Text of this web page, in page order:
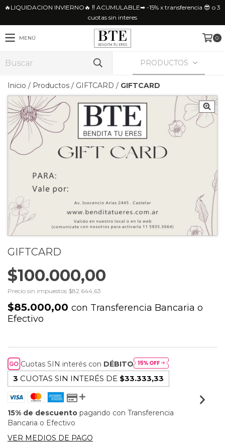
🔥LIQUIDACION INVIERNO🔥 ‼ ACUMULABLE➡ -15% x transferencia 😎 o 3
cuotas sin interes
MENÚ 0
PRODUCTOS
Inicio / Productos / GIFTCARD / GIFTCARD
GIFTCARD
$100.000,00
Precio sin impuestos $82.644,63
$85.000,00 con Transferencia Bancaria o
Efectivo
Cuotas SIN interés con DÉBITO
3 CUOTAS SIN INTERÉS DE $33.333,33
15% de descuento pagando con Transferencia
Bancaria o Efectivo
VER MEDIOS DE PAGO